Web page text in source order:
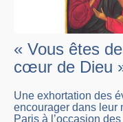
« Vous êtes
cœur de Dieu
Une exhortation des
encourager dans leur
Paris à l’occasion